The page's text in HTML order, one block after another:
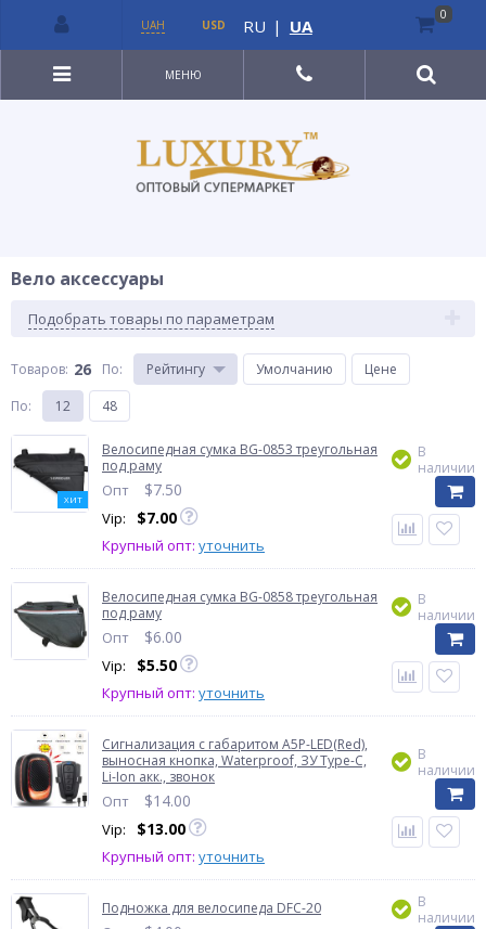
МЕНЮ
Вело аксессуары
Подобрать товары по параметрам
Товаров: 26 По: Рейтингу Умолчанию
Цене
По: 12 48
ХИТ
Велосипедная сумка BG-0853 треугольная
под раму
Опт $7.50
Vip: $7.00
Крупный опт: уточнить
В
наличии
Велосипедная сумка BG-0858 треугольная
под раму
Опт $6.00
Vip: $5.50
Крупный опт: уточнить
В
наличии
Сигнализация с габаритом A5P-LED(Red),
выносная кнопка, Waterproof, ЗУ Type-C,
Li-Ion акк., звонок
Опт $14.00
Vip: $13.00
Крупный опт: уточнить
В
наличии
Подножка для велосипеда DFC-20
В
наличии
UAH USD RU | UA
0